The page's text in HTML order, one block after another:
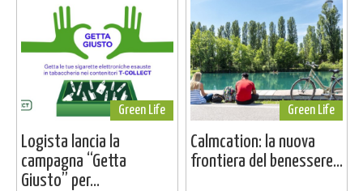
Green Life
Logista lancia la
campagna “Getta
Giusto” per...
Green Life
Calmcation: la nuova
frontiera del benessere...